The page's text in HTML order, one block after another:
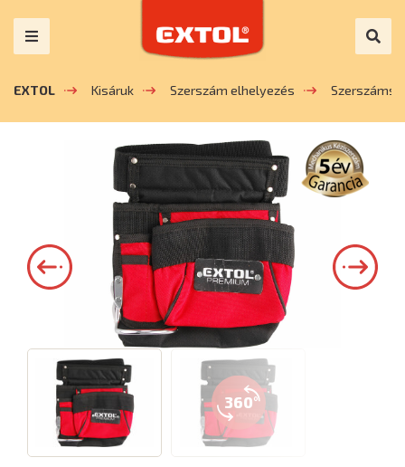
EXTOL Kisáruk Szerszám elhelyezés
360°